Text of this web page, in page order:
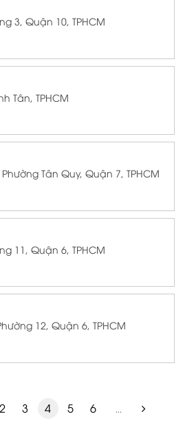
3, Quận 10, TPHCM
Tân, TPHCM
Tân Quy, Quận 7, TPHCM
11, Quận 6, TPHCM
12, Quận 6, TPHCM
2 3 4 5 6